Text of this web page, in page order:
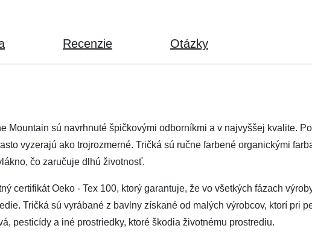
Recenzie Otázky
Mountain sú navrhnuté špičkovými odborníkmi a v najvyššej kvalite.
vyzerajú ako trojrozmerné. Tričká sú ručne farbené organickými
čo zaručuje dlhú životnosť.
certifikát Oeko - Tex 100, ktorý garantuje, že vo všetkých fázach
Tričká sú vyrábané z bavlny získané od malých výrobcov, ktorí pri
pesticídy a iné prostriedky, ktoré škodia životnému prostrediu.